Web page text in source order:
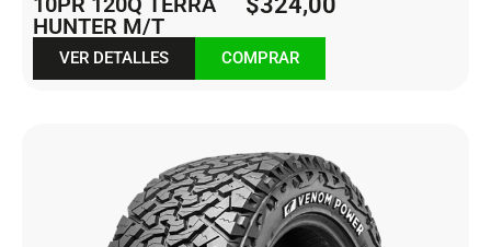
HUNTER M/T
VER DETALLES COMPRAR